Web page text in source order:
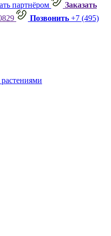
партнёром
Заказать
Позвонить +7 (495)